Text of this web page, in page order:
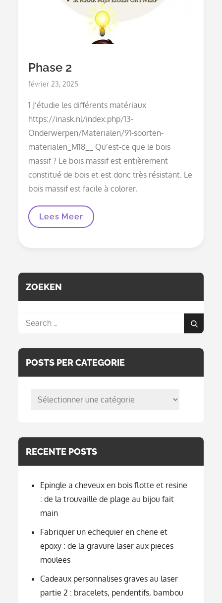
Phase 2
Posted
février 23, 2025
1 J’étudie les différents matériaux
https://inask.nl/index.php/13-
Onderwerpen/Materialen/91-soorten-
materialen_M18__ Qu’est-ce que le bois
massif ? Le bois massif est entièrement
constitué de bois et est donc très résistant. Le
bois massif est facile à colorer,
Phase
Lees Meer
ZOEKEN
Search
Search
POSTS PER CATEGORIE
posts
RECENTE POSTS
Epingle a cheveux en bois flotte et resine
: de la trouvaille de plage au bijou fait
main
Fabriquer un echequier en chene et
epoxy : de la gravure laser aux pieces
moulees
Cadeaux personnalises graves au laser
partie 2 : bracelets, pendentifs, bambou